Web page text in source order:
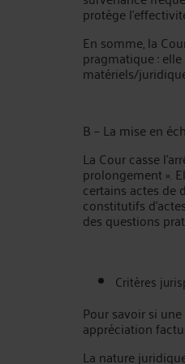
protège
En somme, la
pragmatique :
matériels/
B – La mise en
La Cour casse
prolongement ».
certains actes de
constitutifs
des questions
Critères
Pour savoir si
appréciation
La nature